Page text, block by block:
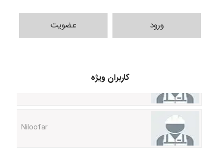
ورود عضویت
کاربران ویژه